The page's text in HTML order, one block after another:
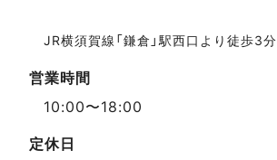
JR横須賀線「鎌倉」駅西口より徒歩3分
営業時間
10:00〜18:00
定休日